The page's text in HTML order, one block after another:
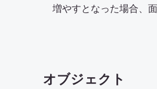
増やすとなった場合、
オブジェクト